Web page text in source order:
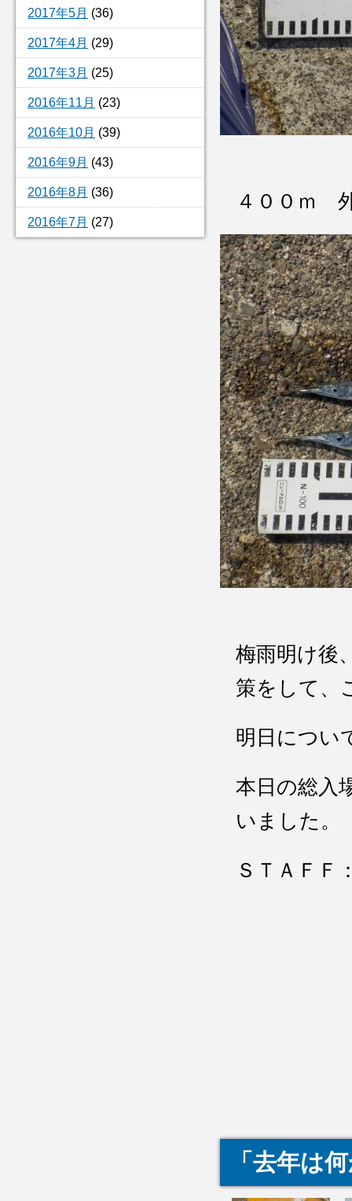
2017年5月 (36)
2017年4月 (29)
2017年3月 (25)
2016年11月 (23)
2016年10月 (39)
2016年9月 (43)
2016年8月 (36)
2016年7月 (27)
４００ｍ
梅雨明け後
策をして、
明日につい
本日の総入
いました。
ＳＴＡＦＦ
「去年は